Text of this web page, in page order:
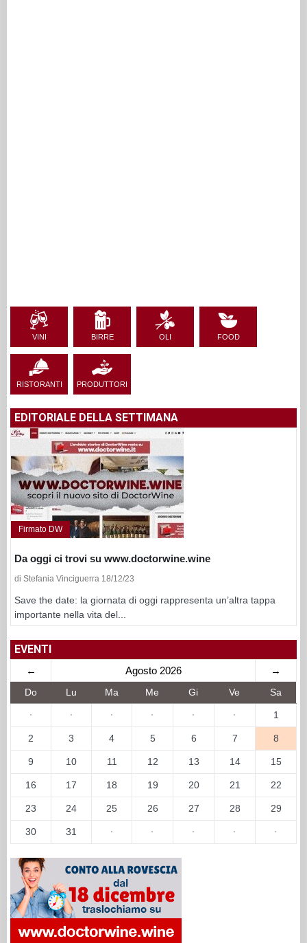
VINI BIRRE OLI FOOD
RISTORANTI PRODUTTORI
EDITORIALE DELLA SETTIMANA
Firmato DW
Da oggi ci trovi su www.doctorwine.wine
di Stefania Vinciguerra 18/12/23
Save the date: la giornata di oggi rappresenta un’altra tappa
importante nella vita del...
EVENTI
← Agosto 2026 →
Do Lu Ma Me Gi Ve Sa
· · · · · · 1
2 3 4 5 6 7 8
9 10 11 12 13 14 15
16 17 18 19 20 21 22
23 24 25 26 27 28 29
30 31 · · · · ·